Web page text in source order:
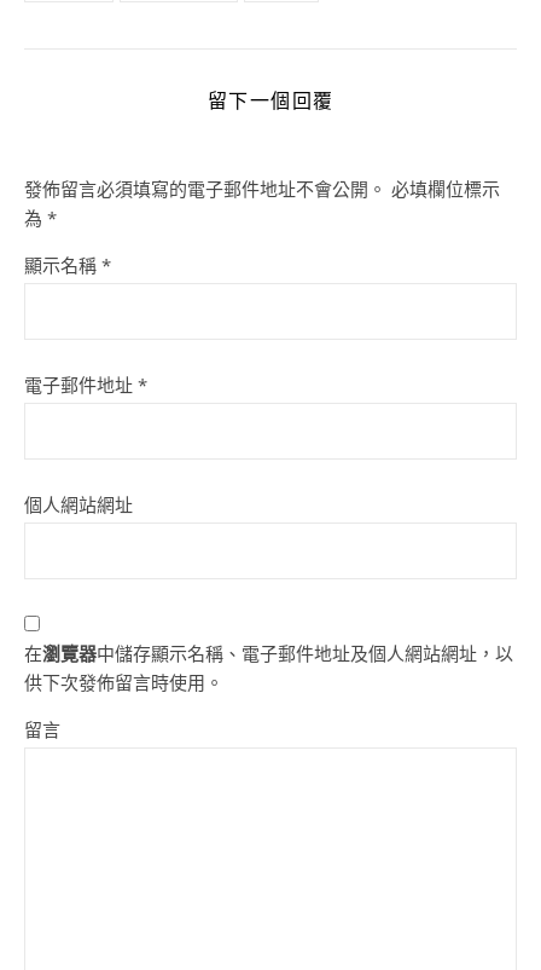
留下一個回覆
發佈留言必須填寫的電子郵件地址不會公開。 必填欄位標示
為 *
顯示名稱 *
電子郵件地址 *
個人網站網址
在瀏覽器中儲存顯示名稱、電子郵件地址及個人網站網址，以
供下次發佈留言時使用。
留言